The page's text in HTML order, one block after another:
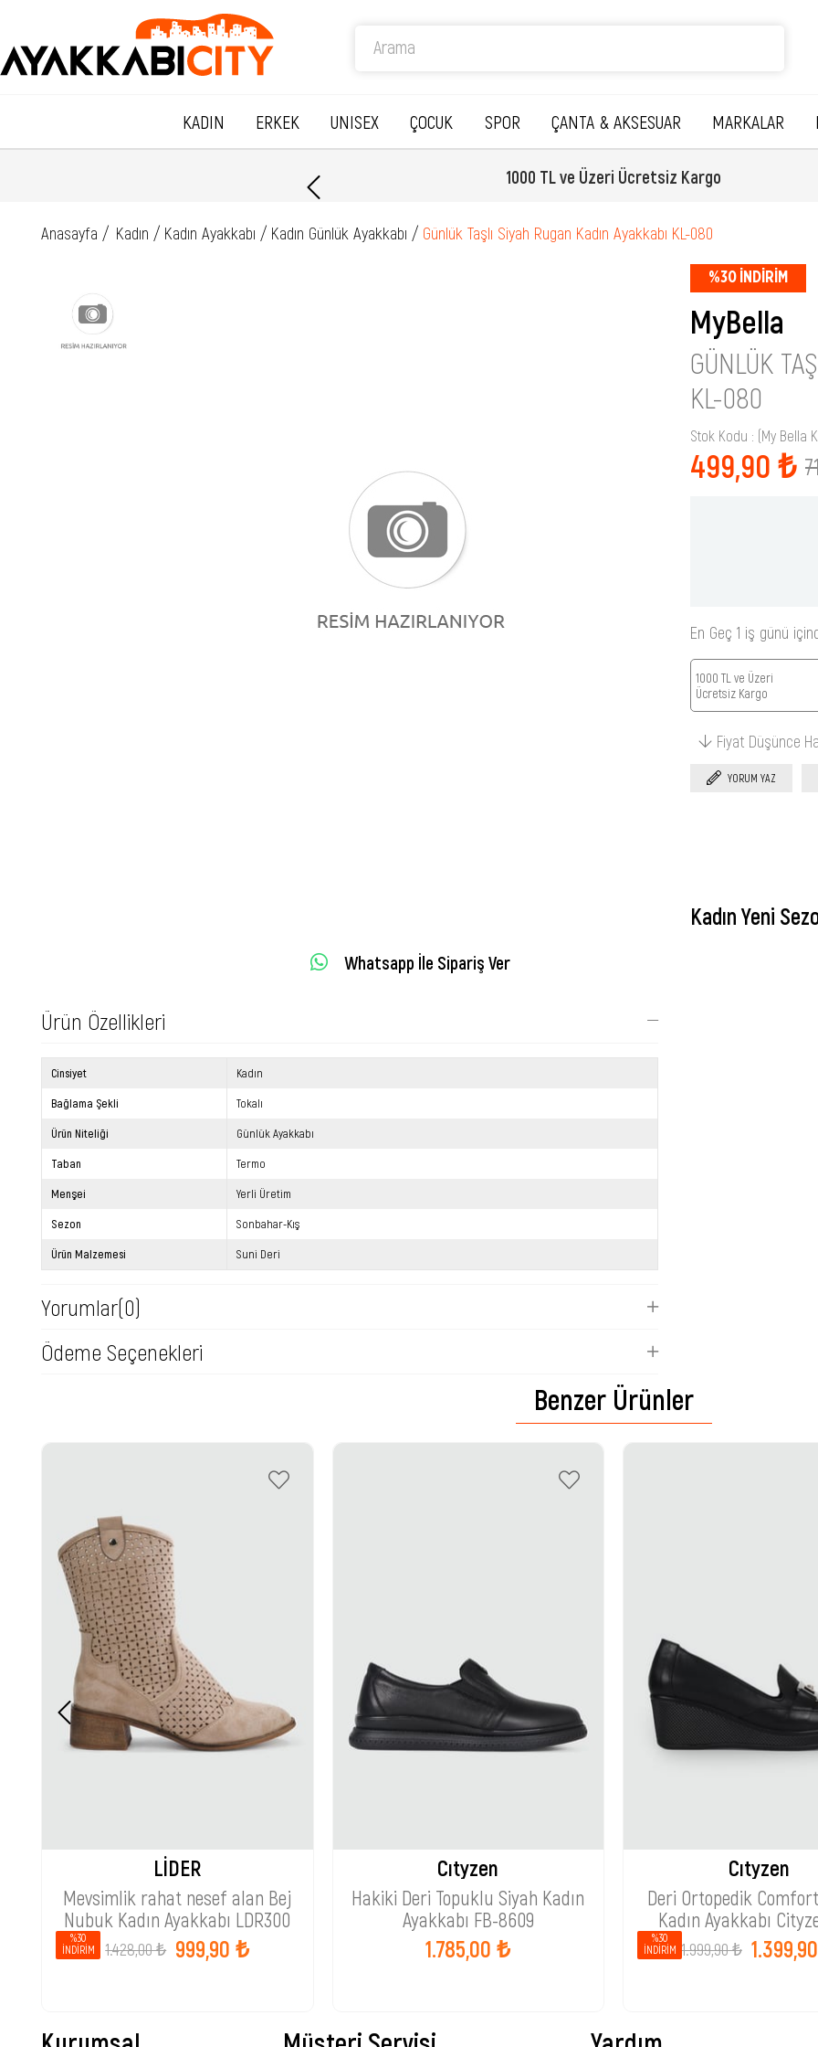
KADIN ERKEK UNISEX ÇOCUK SPOR ÇANTA & AKSESUAR MARKALAR
1000 TL ve Üzeri Ücretsiz Kargo
Anasayfa Kadın Kadın Ayakkabı Kadın Günlük Ayakkabı Günlük Taşlı Siyah Rugan Kadın Ayakkabı KL-080
Whatsapp İle Sipariş Ver
Ürün Özellikleri
Cinsiyet Kadın
Bağlama Şekli Tokalı
Ürün Niteliği Günlük Ayakkabı
Taban Termo
Menşei Yerli Üretim
Sezon Sonbahar-Kış
Ürün Malzemesi Suni Deri
Yorumlar(0)
Ödeme Seçenekleri
%30 İNDIRIM
MyBella
GÜNLÜK
KL-080
Stok Kodu (My Bella
499,90 ₺
En Geç 1 iş günü
1000 TL ve Üzeri
Ücretsiz Kargo
Fiyat Düşünce
YORUM YAZ
Kadın Yeni
Benzer Ürünler
LİDER
Mevsimlik rahat nesef alan Bej
Nubuk Kadın Ayakkabı LDR300
999,90 ₺
1.428,00 ₺
%30
İNDIRIM
Cıtyzen
Hakiki Deri Topuklu Siyah Kadın
Ayakkabı FB-8609
1.785,00 ₺
Cıtyzen
Deri Ortopedik
Kadın Ayakkabı
1.999,90 ₺
%30
İNDIRIM